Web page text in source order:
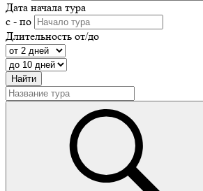
Дата начала тура
с - по
Длительность от/до